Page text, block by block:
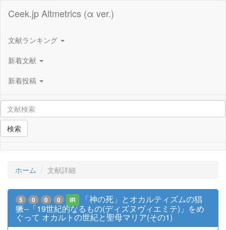
Ceek.jp Altmetrics (α ver.)
文献ランキング
新着文献
新着投稿
検索
ホーム 文献詳細
5 0 0 0 IR
「神の死」とオカルティズムの猖
獗--「19世紀的なるもの(ディズヌヴィエミテ)」をめ
ぐって オカルトの世紀と聖母マリア(その1)